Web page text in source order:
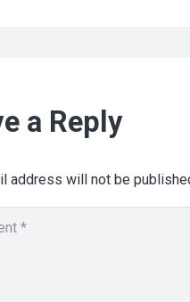
a Reply
address will not be